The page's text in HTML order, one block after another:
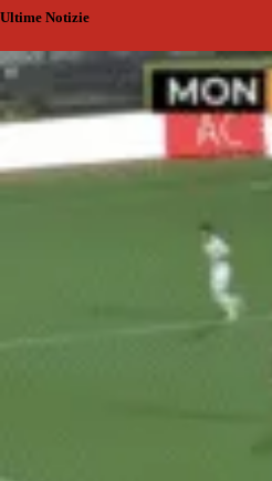
Ultime Notizie